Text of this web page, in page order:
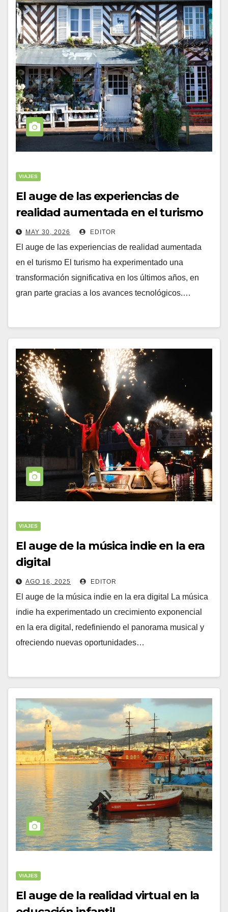
VIAJES
El auge de las experiencias de
realidad aumentada en el turismo
MAY 30, 2026 EDITOR
El auge de las experiencias de realidad aumentada
en el turismo El turismo ha experimentado una
transformación significativa en los últimos años, en
gran parte gracias a los avances tecnológicos.…
VIAJES
El auge de la música indie en la era
digital
AGO 16, 2025 EDITOR
El auge de la música indie en la era digital La música
indie ha experimentado un crecimiento exponencial
en la era digital, redefiniendo el panorama musical y
ofreciendo nuevas oportunidades…
VIAJES
El auge de la realidad virtual en la